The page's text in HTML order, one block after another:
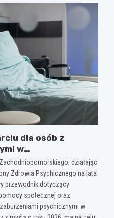
dla osób z
w
2026 rok
działając
Zdrowia Psychicznego na lata
przewodnik dotyczący
społecznej oraz
psychicznymi w